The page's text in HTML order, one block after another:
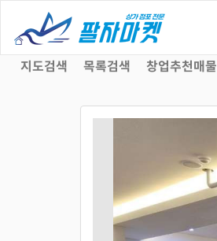
지도검색 목록검색 창업추천매물